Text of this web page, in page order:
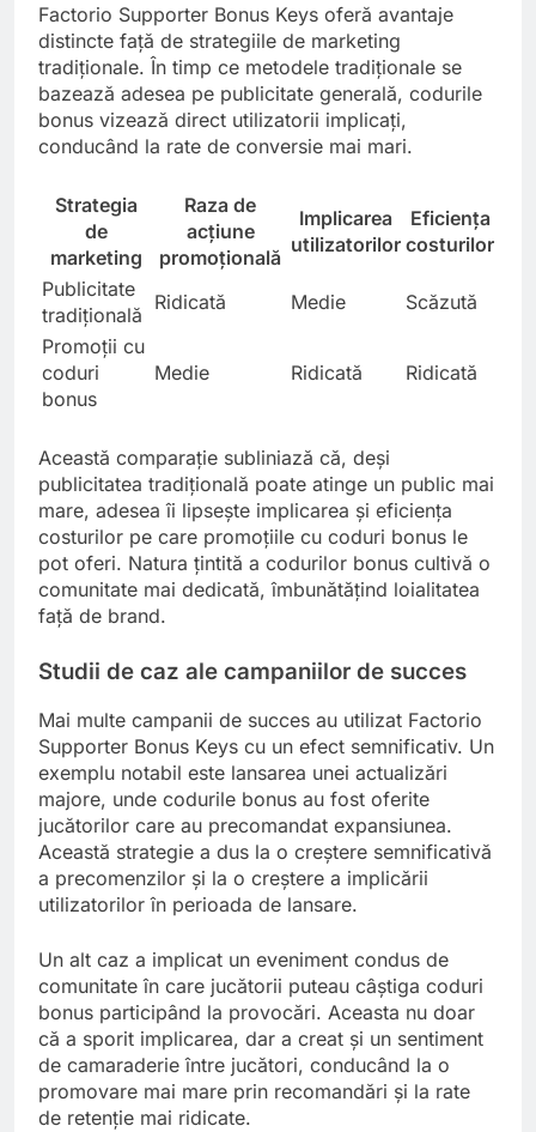
Factorio Supporter Bonus Keys oferă avantaje
distincte față de strategiile de marketing
tradiționale. În timp ce metodele tradiționale se
bazează adesea pe publicitate generală, codurile
bonus vizează direct utilizatorii implicați,
conducând la rate de conversie mai mari.
Strategia
de
marketing
Raza de
acțiune
promoțională
Implicarea
utilizatorilor
Eficiența
costurilor
Publicitate
tradițională
Ridicată Medie
Scăzută
Promoții cu
coduri
bonus
Medie Ridicată Ridicată
Această comparație subliniază că, deși
publicitatea tradițională poate atinge un public mai
mare, adesea îi lipsește implicarea și eficiența
costurilor pe care promoțiile cu coduri bonus le
pot oferi. Natura țintită a codurilor bonus cultivă o
comunitate mai dedicată, îmbunătățind loialitatea
față de brand.
Studii de caz ale campaniilor de succes
Mai multe campanii de succes au utilizat Factorio
Supporter Bonus Keys cu un efect semnificativ. Un
exemplu notabil este lansarea unei actualizări
majore, unde codurile bonus au fost oferite
jucătorilor care au precomandat expansiunea.
Această strategie a dus la o creștere semnificativă
a precomenzilor și la o creștere a implicării
utilizatorilor în perioada de lansare.
Un alt caz a implicat un eveniment condus de
comunitate în care jucătorii puteau câștiga coduri
bonus participând la provocări. Aceasta nu doar
că a sporit implicarea, dar a creat și un sentiment
de camaraderie între jucători, conducând la o
promovare mai mare prin recomandări și la rate
de retenție mai ridicate.